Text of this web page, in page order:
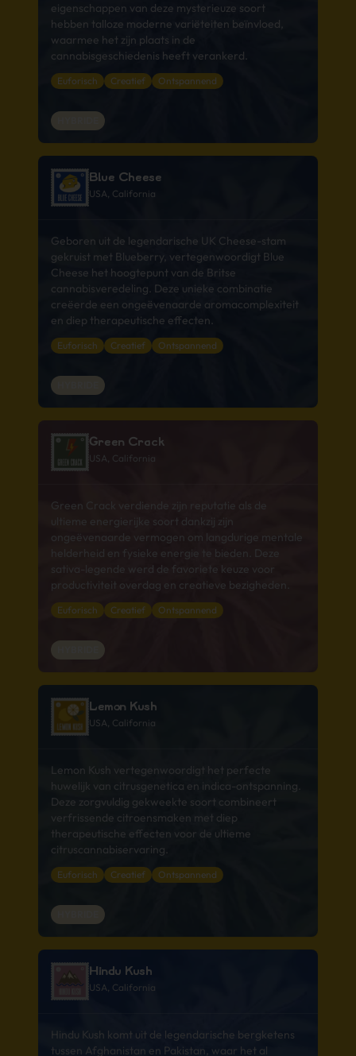
eigenschappen van deze mysterieuze soort
hebben talloze moderne variëteiten beïnvloed,
waarmee het zijn plaats in de
cannabisgeschiedenis heeft verankerd.
Euforisch Creatief Ontspannend
Blue Cheese
USA, California
Geboren uit de legendarische UK Cheese-stam
gekruist met Blueberry, vertegenwoordigt Blue
Cheese het hoogtepunt van de Britse
cannabisveredeling. Deze unieke combinatie
creëerde een ongeëvenaarde aromacomplexiteit
en diep therapeutische effecten.
Euforisch Creatief Ontspannend
Green Crack
USA, California
Green Crack verdiende zijn reputatie als de
ultieme energierijke soort dankzij zijn
ongeëvenaarde vermogen om langdurige mentale
helderheid en fysieke energie te bieden. Deze
sativa-legende werd de favoriete keuze voor
productiviteit overdag en creatieve bezigheden.
Euforisch Creatief Ontspannend
Lemon Kush
USA, California
Lemon Kush vertegenwoordigt het perfecte
huwelijk van citrusgenetica en indica-ontspanning.
Deze zorgvuldig gekweekte soort combineert
verfrissende citroensmaken met diep
therapeutische effecten voor de ultieme
citruscannabiservaring.
Euforisch Creatief Ontspannend
Hindu Kush
USA, California
Hindu Kush komt uit de legendarische bergketens
tussen Afghanistan en Pakistan, waar het al